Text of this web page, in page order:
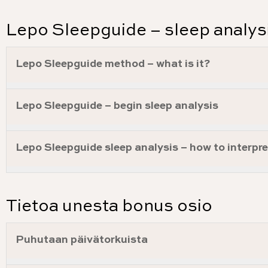
Lepo Sleepguide – sleep
Lepo Sleepguide method – what is it?
Lepo Sleepguide – begin sleep analysis
Lepo Sleepguide sleep analysis – how to
Tietoa unesta bonus osio
Puhutaan päivätorkuista